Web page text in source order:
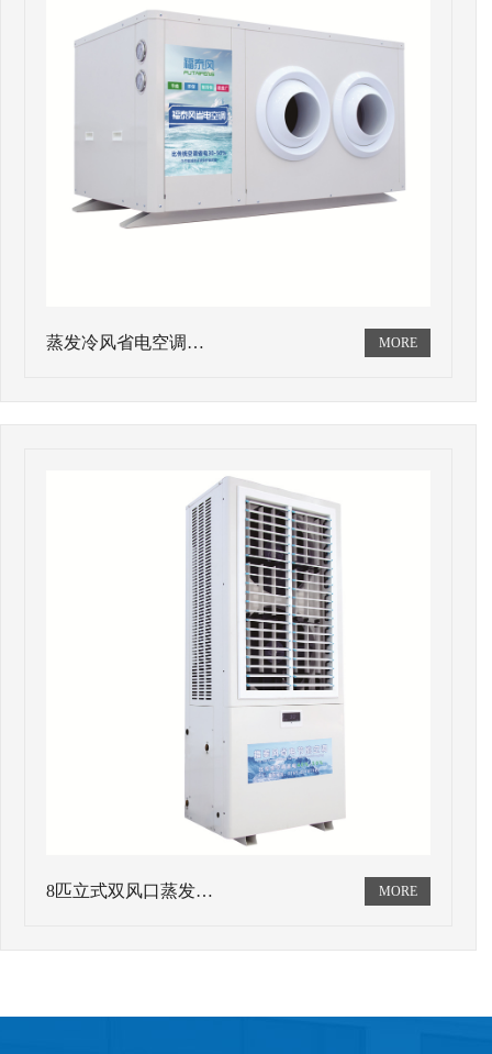
蒸发冷风省电空调…
8匹立式双风口蒸发…